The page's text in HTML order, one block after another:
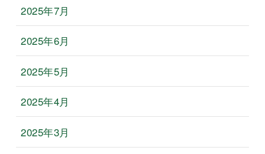
2025年7月
2025年6月
2025年5月
2025年4月
2025年3月